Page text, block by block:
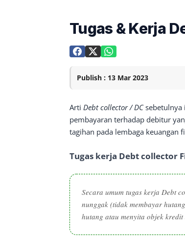
Tugas & Kerja
Publish : 13 Mar 2023
Arti Debt collector / DCsebetulnya
pembayaran terhadap debitur
tagihan pada lembaga keuangan
Tugas kerja Debt collector
Secara umum tugas kerja Debt
nunggak (tidak membayar
hutang atau menyita objek